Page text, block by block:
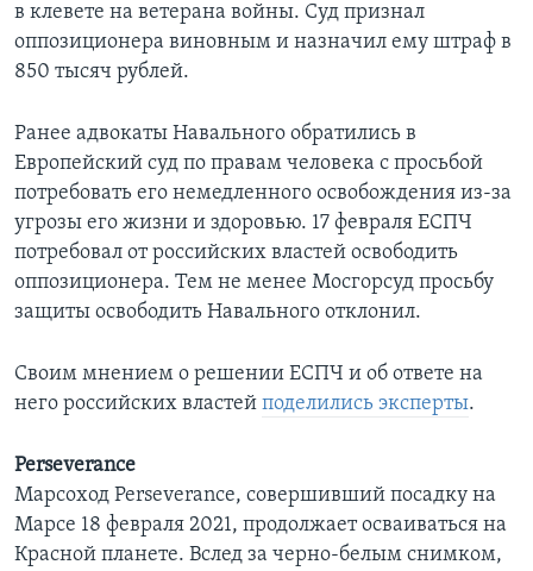
в клевете на ветерана войны. Суд признал
оппозиционера виновным и назначил ему штраф в
850 тысяч рублей.
Ранее адвокаты Навального обратились в
Европейский суд по правам человека с просьбой
потребовать его немедленного освобождения из-за
угрозы его жизни и здоровью. 17 февраля ЕСПЧ
потребовал от российских властей освободить
оппозиционера. Тем не менее Мосгорсуд просьбу
защиты освободить Навального отклонил.
Своим мнением о решении ЕСПЧ и об ответе на
него российских властей поделились эксперты.
Perseverance
Марсоход Perseverance, совершивший посадку на
Марсе 18 февраля 2021, продолжает осваиваться на
Красной планете. Вслед за черно-белым снимком,